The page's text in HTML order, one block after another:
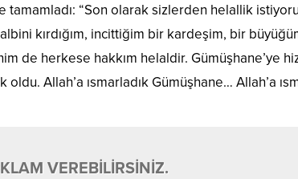
tamamladı: “Son olarak sizlerden helallik
kırdığım, incittiğim bir kardeşim, bir
de herkese hakkım helaldir. Gümüşhane’ye
Allah’a ısmarladık Gümüşhane… Allah’a
VEREBİLİRSİNİZ.